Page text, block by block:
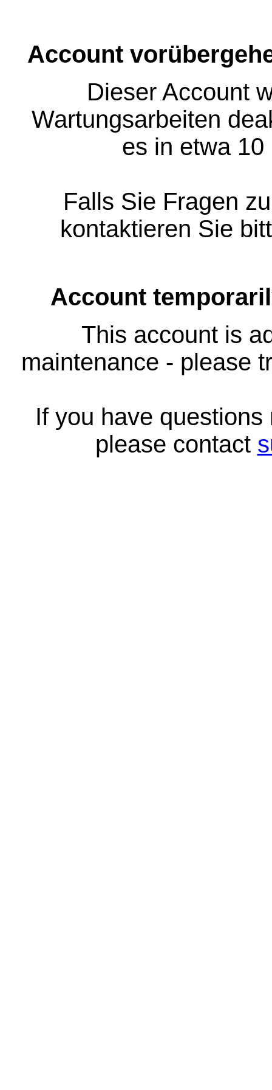
Account
Dieser Account
Wartungsarbeiten
es in etwa
Falls Sie Fragen
kontaktieren Sie
Account
This account is
maintenance - please
If you have
please contact